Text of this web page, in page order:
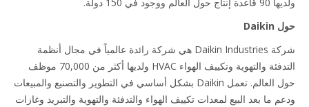
شركة Daikin Industries هي شركة رائدة عالمياً في مجال أنظمة
التدفئة والتهوية وتكييف الهواء HVAC ولديها أكثر من 70,000 موظف
حول العالم. تعمل Daikin بشكل أساسي في التطوير والتصنيع والمبيعات
ما بعد البيع لمعدات تكييف الهواء والتدفئة والتهوية والتبريد وغازات